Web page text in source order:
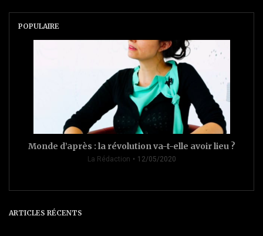
POPULAIRE
Monde d’après : la révolution va-t-elle avoir lieu ?
La Rédaction 12/05/2020
ARTICLES RÉCENTS